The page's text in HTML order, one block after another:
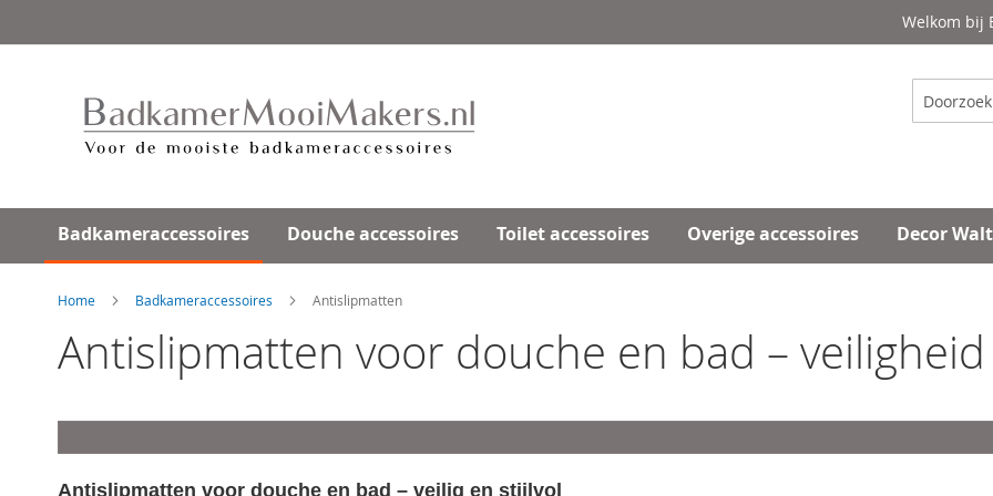
direct
inhoud
Welkom bij
Zoeken
Badkameraccessoires Douche accessoires Toilet accessoires Overige accessoires Decor
Home Badkameraccessoires Antislipmatten
Antislipmatten voor douche en bad –
Antislipmatten voor douche en bad – veilig en stijlvol